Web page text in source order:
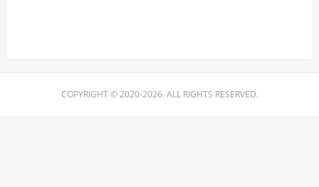
COPYRIGHT © 2020-2026. ALL RIGHTS RESERVED.